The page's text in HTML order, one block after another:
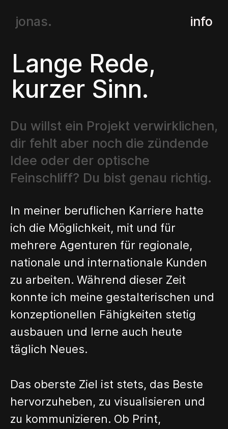
jonas. info
Lange Rede,
kurzer Sinn.
Du willst ein Projekt verwirklichen,
dir fehlt aber noch die zündende
Idee oder der optische
Feinschliff? Du bist genau richtig.
In meiner beruflichen Karriere hatte
ich die Möglichkeit, mit und für
mehrere Agenturen für regionale,
nationale und internationale Kunden
zu arbeiten. Während dieser Zeit
konnte ich meine gestalterischen und
konzeptionellen Fähigkeiten stetig
ausbauen und lerne auch heute
täglich Neues.
Das oberste Ziel ist stets, das Beste
hervorzuheben, zu visualisieren und
zu kommunizieren. Ob Print,